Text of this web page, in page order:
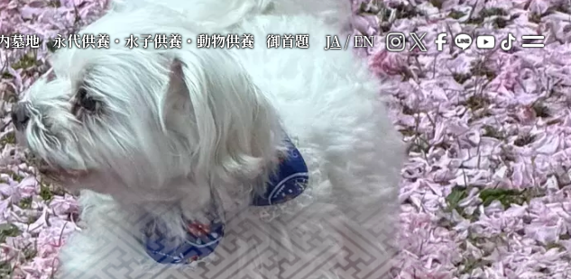
墓地 永代供養・水子供養・動物供養 御首題 JA/EN